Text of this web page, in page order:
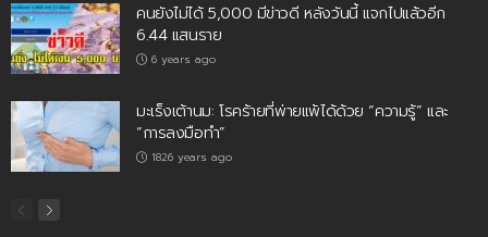
คนยังไม่ได้ 5,000 มีข่าวดี หลังวันนี้ แจกไปแล้วอีก
6.44 แสนราย
6 years ago
มะเร็งเต้านม: โรคร้ายที่พ่ายแพ้ได้ด้วย “ความรู้” และ
“การลงมือทำ”
1826 years ago